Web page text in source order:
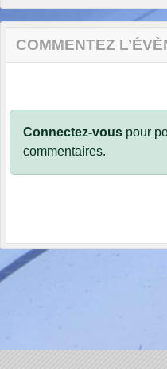
COMMENTEZ
Connectez-vous pour
commentaires.